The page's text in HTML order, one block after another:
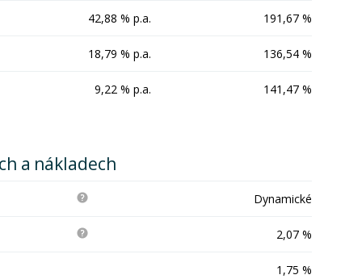
42,88 % p.a. 191,67 %
18,79 % p.a. 136,54 %
9,22 % p.a. 141,47 %
a nákladech
Dynamické
2,07 %
1,75 %